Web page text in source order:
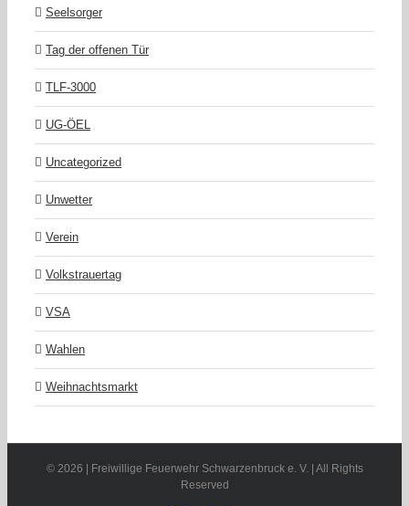
Seelsorger
Tag der offenen Tür
TLF-3000
UG-ÖEL
Uncategorized
Unwetter
Verein
Volkstrauertag
VSA
Wahlen
Weihnachtsmarkt
© 2026 | Freiwillige Feuerwehr Schwarzenbruck e. V. | All Rights
Reserved